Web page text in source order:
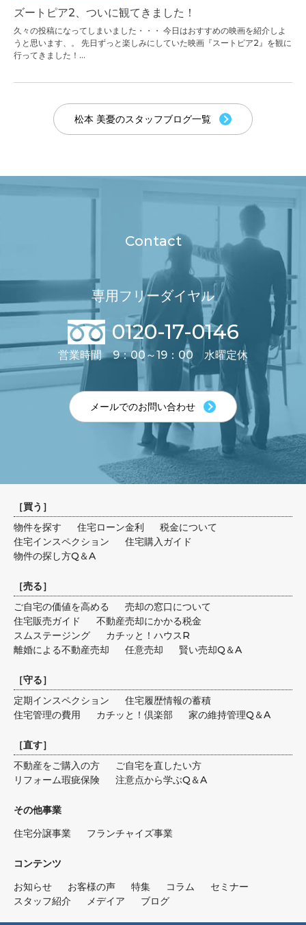
ズートピア2、ついに観てきました！
久々の投稿になってしまいました・・・ 今日はおすすめの映画を紹介しよ
うと思います、。 先日ずっと楽しみにしていた映画『スートピア2』を観に
行ってきました！...
松本 美憂のスタッフブログ一覧
Contact
専用フリーダイヤル
0120-17-0146
営業時間 9：00～19：00 水曜定休
メールでのお問い合わせ
［買う ］
物件を探す
住宅ローン金利
税金について
住宅インスペクション
住宅購入ガイド
物件の探し方Q＆A
［売る］
ご自宅の価値を高める
売却の窓口について
住宅販売ガイド
不動産売却にかかる税金
スムステージング
カチッと！ハウスR
離婚による不動産売却
任意売却 賢い売却Q＆A
［守る］
定期インスペクション
住宅履歴情報の蓄積
住宅管理の費用
カチッと！倶楽部 家の維持管理Q＆A
［直す］
不動産をご購入の方
ご自宅を直したい方
リフォーム瑕疵保険
注意点から学ぶQ＆A
その他事業
住宅分譲事業
フランチャイズ事業
コンテンツ
お知らせ
お客様の声 特集 コラム
セミナー
スタッフ紹介
メデイア ブログ